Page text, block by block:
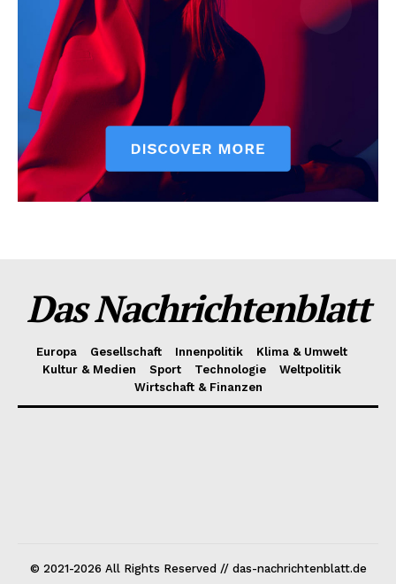
Das Nachrichtenblatt
Europa Gesellschaft Innenpolitik
Klima & Umwelt
Kultur & Medien
Sport Technologie
Weltpolitik
Wirtschaft & Finanzen
© 2021-2026 All Rights Reserved // das-nachrichtenblatt.de